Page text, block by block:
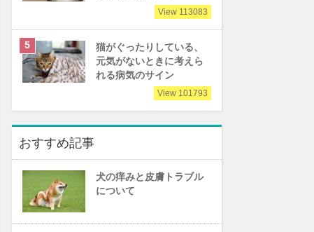
View 113083
猫がぐったりしている、
元気がないときに考えら
れる病気のサイン
View 101793
おすすめ記事
犬の痒みと皮膚トラブル
について